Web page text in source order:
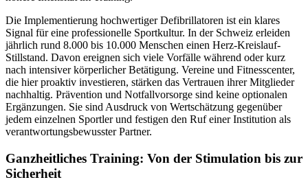
Die Implementierung hochwertiger Defibrillatoren ist ein klares
Signal für eine professionelle Sportkultur. In der Schweiz erleiden
jährlich rund 8.000 bis 10.000 Menschen einen Herz-Kreislauf-
Stillstand. Davon ereignen sich viele Vorfälle während oder kurz
nach intensiver körperlicher Betätigung. Vereine und Fitnesscenter,
die hier proaktiv investieren, stärken das Vertrauen ihrer Mitglieder
nachhaltig. Prävention und Notfallvorsorge sind keine optionalen
Ergänzungen. Sie sind Ausdruck von Wertschätzung gegenüber
jedem einzelnen Sportler und festigen den Ruf einer Institution als
verantwortungsbewusster Partner.
Ganzheitliches Training: Von der Stimulation bis zur
Sicherheit